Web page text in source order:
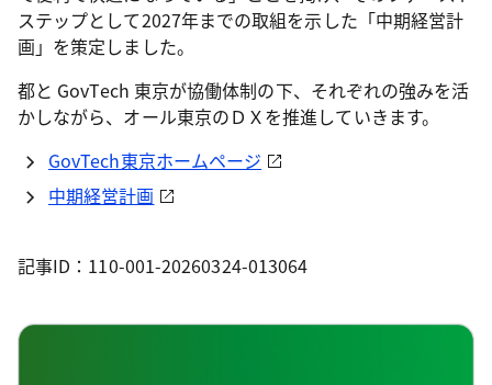
ステップとして2027年までの取組を示した「中期経営計
画」を策定しました。
都と GovTech 東京が協働体制の下、それぞれの強みを活
かしながら、オール東京のＤＸを推進していきます。
GovTech東京ホームページ
中期経営計画
記事ID：110-001-20260324-013064